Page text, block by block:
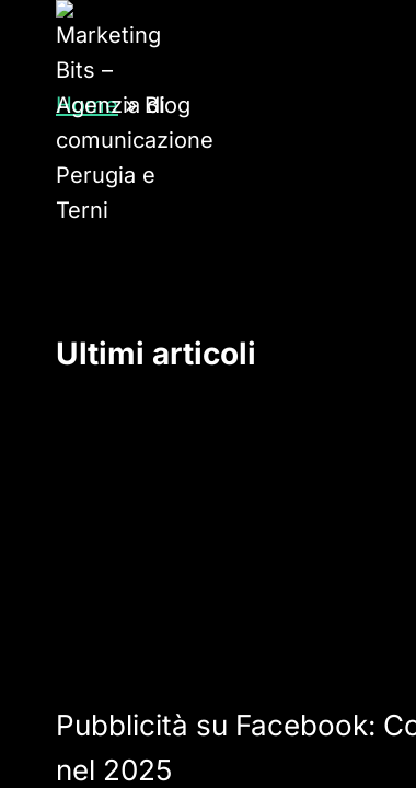
contenuto
Home» Blog
Ultimi articoli
Pubblicità su Facebook:
nel 2025